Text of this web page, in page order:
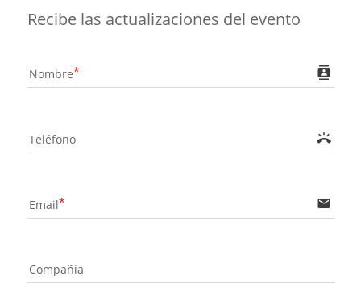
Recibe las actualizaciones del evento
Nombre contacts
Teléfono ring_volume
Email email
Compañia